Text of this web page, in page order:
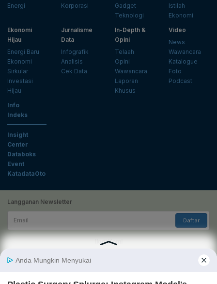
Energi
Korporasi
Gadget
Teknologi
Istilah
Ekonomi
Ekonomi
Hijau
Energi Baru
Ekonomi
Sirkular
Investasi
Hijau
Jurnalisme
Data
Infografik
Analisis
Cek Data
In-Depth &
Opini
Telaah
Opini
Wawancara
Laporan
Khusus
Video
News
Wawancara
Katalogue
Foto
Podcast
Info
Indeks
Insight
Center
Databoks
Event
KatadataOto
Langganan Newsletter
Daftar
Ikuti Kami